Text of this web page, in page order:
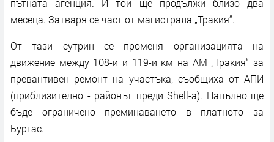
пътната агенция. И той ще продължи близо два
месеца. Затваря се част от магистрала „Тракия“.
От тази сутрин се променя организацията на
движение между 108-и и 119-и км на АМ „Тракия“ за
превантивен ремонт на участъка, съобщиха от АПИ
(приблизително - районът преди Shell-а). Напълно ще
бъде ограничено преминаването в платното за
Бургас.